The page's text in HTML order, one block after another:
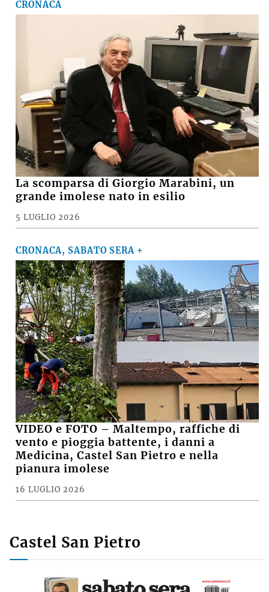
CRONACA
La scomparsa di Giorgio Marabini, un
grande imolese nato in esilio
5 LUGLIO 2026
CRONACA, SABATO SERA +
VIDEO e FOTO – Maltempo, raffiche di
vento e pioggia battente, i danni a
Medicina, Castel San Pietro e nella
pianura imolese
16 LUGLIO 2026
Castel San Pietro